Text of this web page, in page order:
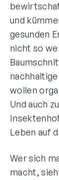
und
gesunden
nicht so
wollen
Und auch
Leben auf
Wer sich
macht,